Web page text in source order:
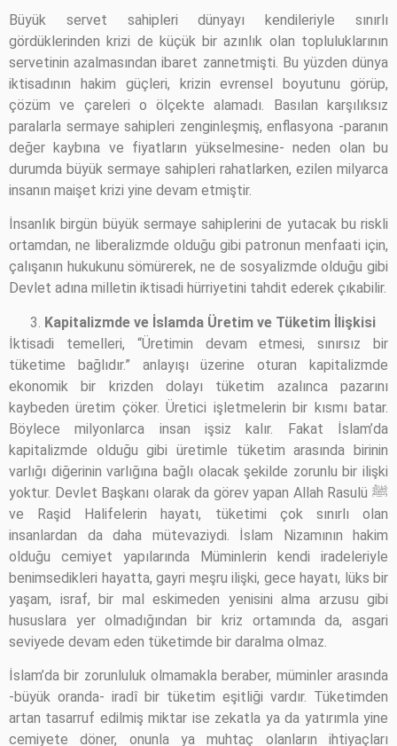
Büyük servet sahipleri dünyayı kendileriyle sınırlı
gördüklerinden krizi de küçük bir azınlık olan topluluklarının
servetinin azalmasından ibaret zannetmişti. Bu yüzden dünya
iktisadının hakim güçleri, krizin evrensel boyutunu görüp,
çözüm ve çareleri o ölçekte alamadı. Basılan karşılıksız
paralarla sermaye sahipleri zenginleşmiş, enflasyona -paranın
değer kaybına ve fiyatların yükselmesine- neden olan bu
durumda büyük sermaye sahipleri rahatlarken, ezilen milyarca
insanın maişet krizi yine devam etmiştir.
İnsanlık birgün büyük sermaye sahiplerini de yutacak bu riskli
ortamdan, ne liberalizmde olduğu gibi patronun menfaati için,
çalışanın hukukunu sömürerek, ne de sosyalizmde olduğu gibi
Devlet adına milletin iktisadi hürriyetini tahdit ederek çıkabilir.
Kapitalizmde ve İslamda Üretim ve Tüketim İlişkisi
İktisadi temelleri, “Üretimin devam etmesi, sınırsız bir
tüketime bağlıdır.” anlayışı üzerine oturan kapitalizmde
ekonomik bir krizden dolayı tüketim azalınca pazarını
kaybeden üretim çöker. Üretici işletmelerin bir kısmı batar.
Böylece milyonlarca insan işsiz kalır. Fakat İslam’da
kapitalizmde olduğu gibi üretimle tüketim arasında birinin
varlığı diğerinin varlığına bağlı olacak şekilde zorunlu bir ilişki
yoktur. Devlet Başkanı olarak da görev yapan Allah Rasulü ﷺ
ve Raşid Halifelerin hayatı, tüketimi çok sınırlı olan
insanlardan da daha mütevaziydi. İslam Nizamının hakim
olduğu cemiyet yapılarında Müminlerin kendi iradeleriyle
benimsedikleri hayatta, gayri meşru ilişki, gece hayatı, lüks bir
yaşam, israf, bir mal eskimeden yenisini alma arzusu gibi
hususlara yer olmadığından bir kriz ortamında da, asgari
seviyede devam eden tüketimde bir daralma olmaz.
İslam’da bir zorunluluk olmamakla beraber, müminler arasında
-büyük oranda- iradî bir tüketim eşitliği vardır. Tüketimden
artan tasarruf edilmiş miktar ise zekatla ya da yatırımla yine
cemiyete döner, onunla ya muhtaç olanların ihtiyaçları